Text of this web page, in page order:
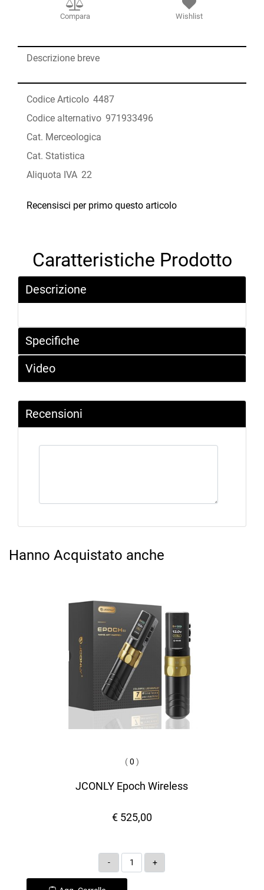
Compara Wishlist
Descrizione breve
Codice Articolo 4487
Codice alternativo 971933496
Cat. Merceologica
Cat. Statistica
Aliquota IVA 22
Recensisci per primo questo articolo
Caratteristiche Prodotto
Descrizione
Specifiche
Video
Recensioni
Hanno Acquistato anche
(0 )
JCONLY Epoch Wireless
€ 525,00
Quantità